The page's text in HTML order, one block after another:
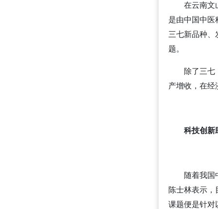
在云南文
是由中国中医
三七新品种、
题。
除了三七
产增收，在经
科技创新
随着我国
陈士林表示
课题便是针对